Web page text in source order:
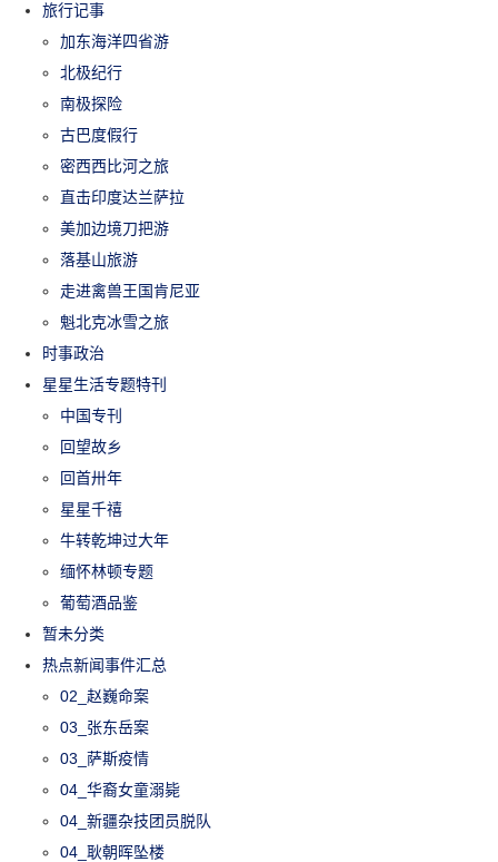
旅行记事
加东海洋四省游
北极纪行
南极探险
古巴度假行
密西西比河之旅
直击印度达兰萨拉
美加边境刀把游
落基山旅游
走进禽兽王国肯尼亚
魁北克冰雪之旅
时事政治
星星生活专题特刊
中国专刊
回望故乡
回首卅年
星星千禧
牛转乾坤过大年
缅怀林顿专题
葡萄酒品鉴
暂未分类
热点新闻事件汇总
02_赵巍命案
03_张东岳案
03_萨斯疫情
04_华裔女童溺毙
04_新疆杂技团员脱队
04_耿朝晖坠楼